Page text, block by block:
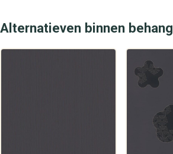
Alternatieven binnen behang